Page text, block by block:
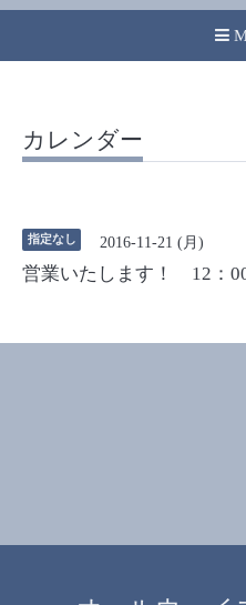
カレンダー
指定なし 2016-11-21 (月)
営業いたします！ 12：